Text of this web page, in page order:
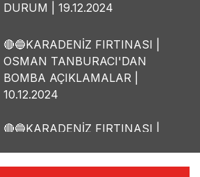
DURUM | 19.12.2024
🔴🔵KARADENİZ FIRTINASI |
OSMAN TANBURACI'DAN
BOMBA AÇIKLAMALAR |
10.12.2024
🔴🔵KARADENİZ FIRTINASI |